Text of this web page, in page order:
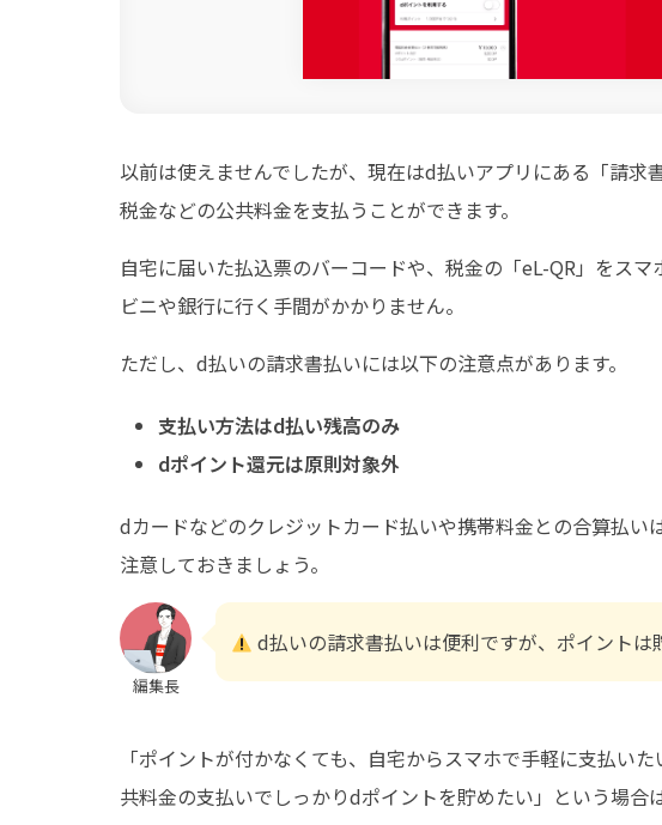
以前は使えませんでしたが、現在はd払いアプリにある「請求
税金などの公共料金を支払うことができます。
自宅に届いた払込票のバーコードや、税金の「eL-QR」をス
ビニや銀行に行く手間がかかりません。
ただし、d払いの請求書払いには以下の注意点があります。
支払い方法はd払い残高のみ
dポイント還元は原則対象外
dカードなどのクレジットカード払いや携帯料金との合算払い
注意しておきましょう。
編集長
d払いの請求書払いは便利ですが、ポイントは
「ポイントが付かなくても、自宅からスマホで手軽に支払い
共料金の支払いでしっかりdポイントを貯めたい」という場